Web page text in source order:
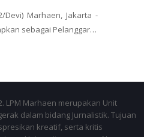
Devi) Marhaen, Jakarta -
sebagai Pelanggar…
LPM Marhaen merupakan Unit
dalam bidang Jurnalistik. Tujuan
kreatif, serta kritis